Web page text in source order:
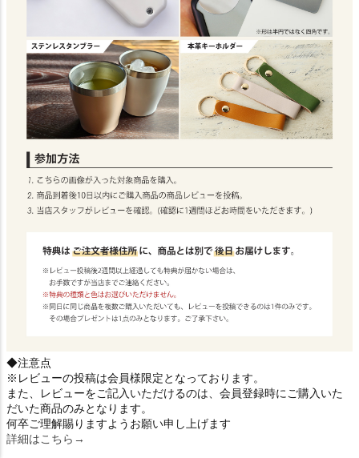
◆注意点
※レビューの投稿は会員様限定となっております。
また、レビューをご記入いただけるのは、会員登録時にご購入いた
だいた商品のみとなります。
何卒ご理解賜りますようお願い申し上げます
詳細はこちら→